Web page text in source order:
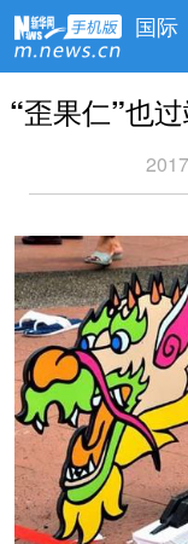
国际
“歪果仁”也